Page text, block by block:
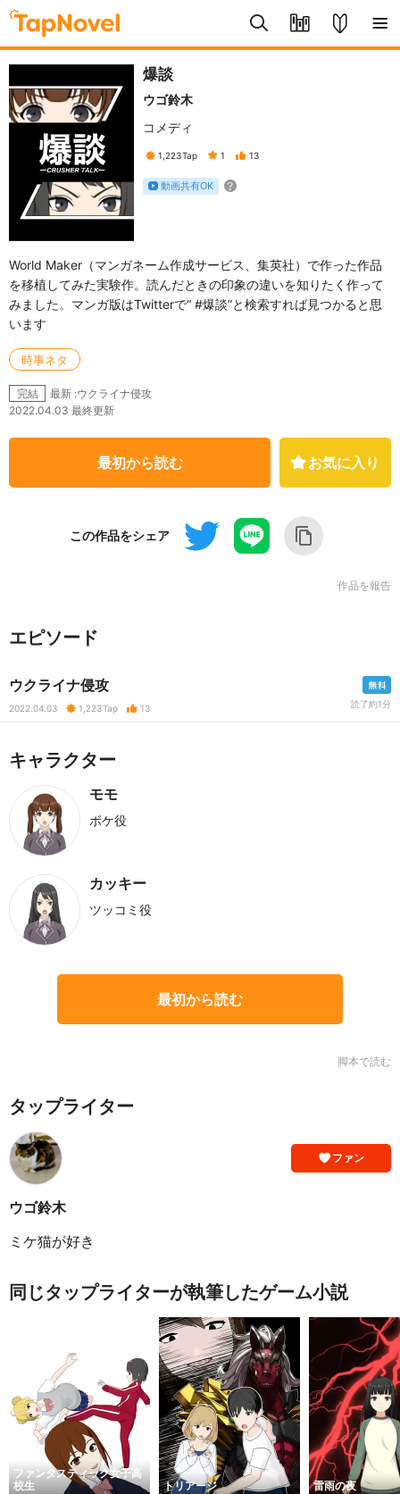
爆談
ウゴ鈴木
コメディ
1,223Tap 1 13
動画共有OK
World Maker（マンガネーム作成サービス、集英社）で作った作品
を移植してみた実験作。読んだときの印象の違いを知りたく作って
みました。マンガ版はTwitterで“ #爆談”と検索すれば見つかると思
います
時事ネタ
完結
最新 :ウクライナ侵攻
2022.04.03 最終更新
最初から読む お気に入り
この作品をシェア
作品を報告
エピソード
ウクライナ侵攻
2022.04.03 1,223Tap 13 読了約1分
キャラクター
モモ
ボケ役
カッキー
ツッコミ役
最初から読む
脚本で読む
タップライター
ファン
ウゴ鈴木
ミケ猫が好き
同じタップライターが執筆したゲーム小説
ファンタスティック女子高
校生
トリアージ 雷雨の夜